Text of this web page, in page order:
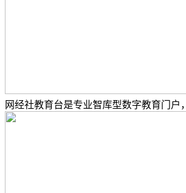
网经社教育台是专业智库型数字教育门户，